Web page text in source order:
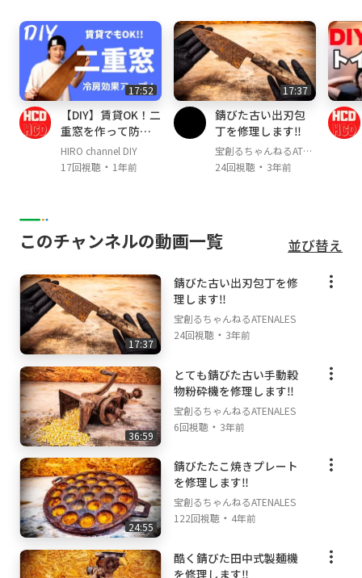
17:52
【DIY】賃貸OK！二
重窓を作って防寒
対策してみた！
HIRO channel DIY
17回視聴・ 1年前
17:37
錆びた古い出刃包
丁を修理します‼
宝創るちゃんねるATEN
ALES
24回視聴・ 3年前
このチャンネルの動画一覧 並び替え
17:37
錆びた古い出刃包丁を修
理します‼
宝創るちゃんねるATENALES
24回視聴 ・ 3年前
36:59
とても錆びた古い手動穀
物粉砕機を修理します‼
宝創るちゃんねるATENALES
6回視聴 ・ 3年前
24:55
錆びたたこ焼きプレート
を修理します‼
宝創るちゃんねるATENALES
122回視聴 ・ 4年前
酷く錆びた田中式製麺機
を修理します‼